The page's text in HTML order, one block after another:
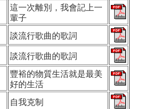
這一次離別，我會記上一
輩子
談流行歌曲的歌詞
談流行歌曲的歌詞
豐裕的物質生活就是最美
好的生活
自我克制